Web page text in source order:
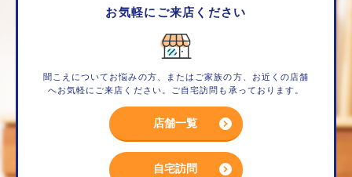
お気軽にご来店ください
聞こえについてお悩みの方、またはご家族の方、お近くの店舗
へお気軽にご来店ください。ご自宅訪問も承っております。
店舗一覧
自宅訪問